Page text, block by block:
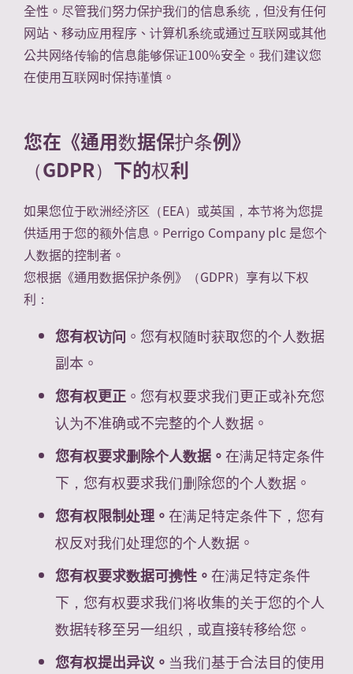
全性。尽管我们努力保护我们的信息系统，但没有任何
网站、移动应用程序、计算机系统或通过互联网或其他
公共网络传输的信息能够保证100%安全。我们建议您
在使用互联网时保持谨慎。
您在《通用数据保护条例》
（GDPR）下的权利
如果您位于欧洲经济区（EEA）或英国，本节将为您提
供适用于您的额外信息。Perrigo Company plc 是您个
人数据的控制者。
您根据《通用数据保护条例》（GDPR）享有以下权
利：
您有权访问 。您有权随时获取您的个人数据
副本。
您有权更正 。您有权要求我们更正或补充您
认为不准确或不完整的个人数据。
您有权要求删除个人数据。 在满足特定条件
下，您有权要求我们删除您的个人数据。
您有权限制处理。 在满足特定条件下，您有
权反对我们处理您的个人数据。
您有权要求数据可携性。 在满足特定条件
下，您有权要求我们将收集的关于您的个人
数据转移至另一组织，或直接转移给您。
您有权提出异议。 当我们基于合法目的使用